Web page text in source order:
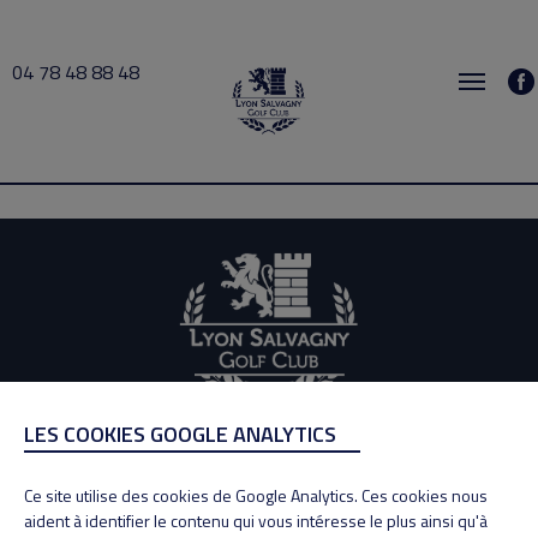
04 78 48 88 48
BERTHÉLÉMÉ 2021-03-08 15:30 → 2021-03-08 16:30
ADRESSE
69890 La Tour de Salvagny
Tél : 04 78 48 88 48
LES COOKIES GOOGLE ANALYTICS
Ce site utilise des cookies de Google Analytics. Ces cookies nous
aident à identifier le contenu qui vous intéresse le plus ainsi qu'à